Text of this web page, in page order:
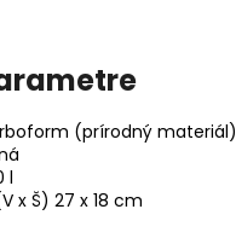
(prírodný materiál)
l
x Š) 27 x 18 cm